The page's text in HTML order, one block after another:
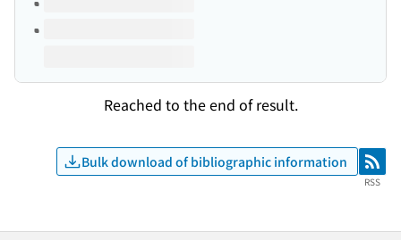
Reached to the end of result.
Bulk download of bibliographic information RSS
RSS